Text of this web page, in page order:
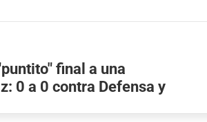
final a una
0 a 0 contra Defensa y